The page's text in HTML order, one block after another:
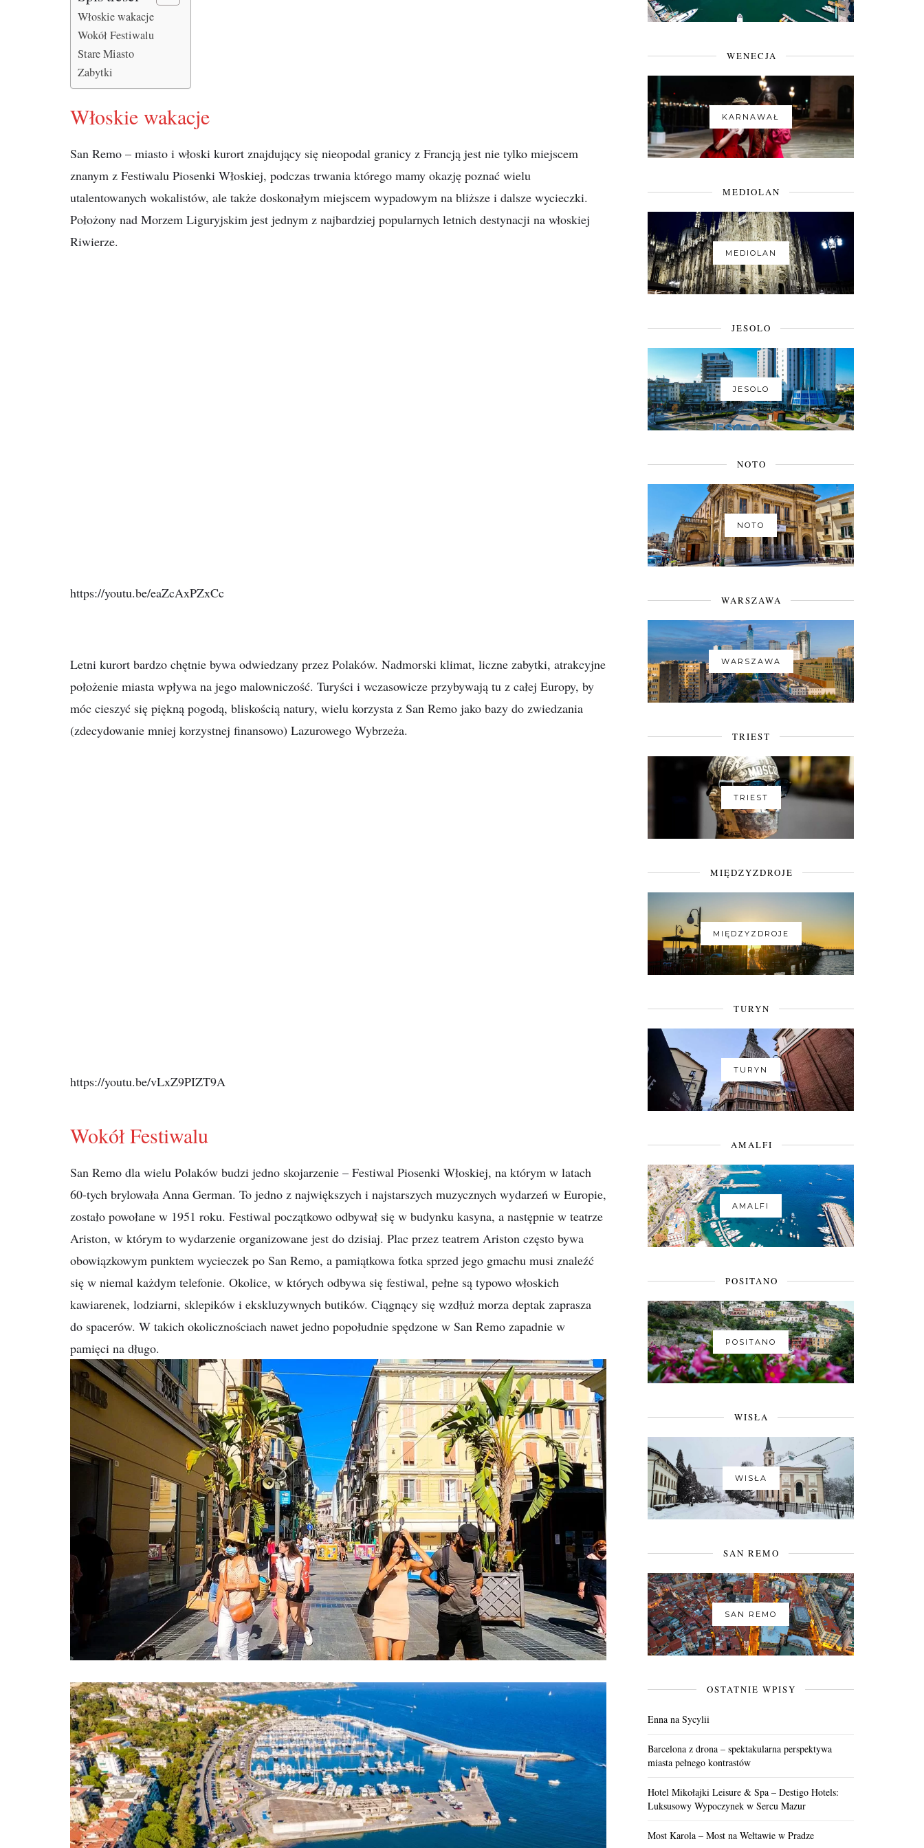
Włoskie wakacje
Wokół Festiwalu
Stare Miasto
Zabytki
Włoskie wakacje
San Remo – miasto i włoski kurort znajdujący się nieopodal granicy z Francją jest nie tylko miejscem
znanym z Festiwalu Piosenki Włoskiej, podczas trwania którego mamy okazję poznać wielu
utalentowanych wokalistów, ale także doskonałym miejscem wypadowym na bliższe i dalsze wycieczki.
Położony nad Morzem Liguryjskim jest jednym z najbardziej popularnych letnich destynacji na włoskiej
Riwierze.
https://youtu.be/eaZcAxPZxCc
Letni kurort bardzo chętnie bywa odwiedzany przez Polaków. Nadmorski klimat, liczne zabytki, atrakcyjne
położenie miasta wpływa na jego malowniczość. Turyści i wczasowicze przybywają tu z całej Europy, by
móc cieszyć się piękną pogodą, bliskością natury, wielu korzysta z San Remo jako bazy do zwiedzania
(zdecydowanie mniej korzystnej finansowo) Lazurowego Wybrzeża.
https://youtu.be/vLxZ9PIZT9A
Wokół Festiwalu
San Remo dla wielu Polaków budzi jedno skojarzenie – Festiwal Piosenki Włoskiej, na którym w latach
60-tych brylowała Anna German. To jedno z największych i najstarszych muzycznych wydarzeń w Europie,
zostało powołane w 1951 roku. Festiwal początkowo odbywał się w budynku kasyna, a następnie w teatrze
Ariston, w którym to wydarzenie organizowane jest do dzisiaj. Plac przez teatrem Ariston często bywa
obowiązkowym punktem wycieczek po San Remo, a pamiątkowa fotka sprzed jego gmachu musi znaleźć
się w niemal każdym telefonie. Okolice, w których odbywa się festiwal, pełne są typowo włoskich
kawiarenek, lodziarni, sklepików i ekskluzywnych butików. Ciągnący się wzdłuż morza deptak zaprasza
do spacerów. W takich okolicznościach nawet jedno popołudnie spędzone w San Remo zapadnie w
pamięci na długo.
WENECJA
KARNAWAŁ
MEDIOLAN
MEDIOLAN
JESOLO
JESOLO
NOTO
NOTO
WARSZAWA
WARSZAWA
TRIEST
TRIEST
MIĘDZYZDROJE
MIĘDZYZDROJE
TURYN
TURYN
AMALFI
AMALFI
POSITANO
POSITANO
WISŁA
WISŁA
SAN REMO
SAN REMO
OSTATNIE WPISY
Enna na Sycylii
Barcelona z drona – spektakularna perspektywa
miasta pełnego kontrastów
Hotel Mikołajki Leisure & Spa – Destigo Hotels:
Luksusowy Wypoczynek w Sercu Mazur
Most Karola – Most na Wełtawie w Pradze